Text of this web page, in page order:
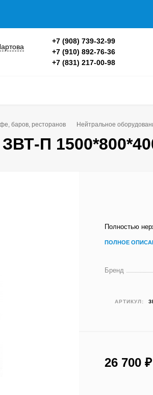
+7 (908) 739-32-99
+7 (910) 892-76-36
+7 (831) 217-00-98
баров, ресторанов Нейтральное
П
Полностью
ПОЛНОЕ
Бренд
АРТИКУЛ:
26 700₽